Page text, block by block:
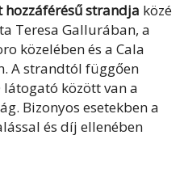
strandja közé
Teresa Gallurában, a
közelében és a Cala
A strandtól függően
között van a
Bizonyos esetekben a
és díj ellenében